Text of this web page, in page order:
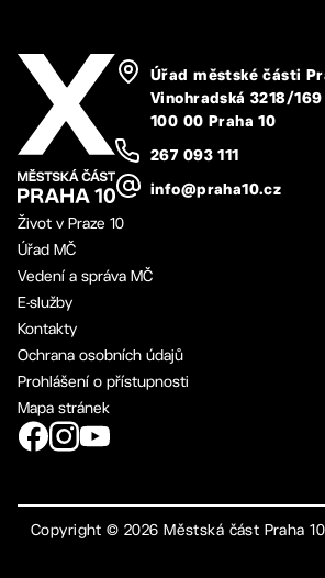
Úřad městské části
Vinohradská 3218/169
100 00 Praha 10
267 093 111
info@praha10.cz
Život v Praze 10
Úřad MČ
Vedení a správa MČ
E-služby
Kontakty
Ochrana osobních údajů
Prohlášení o přístupnosti
Mapa stránek
Copyright ©2026 Městská část Praha 10